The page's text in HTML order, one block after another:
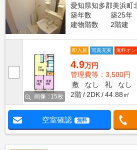
愛知県知多郡美浜町
築年数
築25年
建物階数
2階建
画像 : 15枚
即入居 写真充実 無料オ
4.9万円
管理費等：3,500円
敷
なし 礼
なし
2階
2DK 44.88㎡
空室確認 無料